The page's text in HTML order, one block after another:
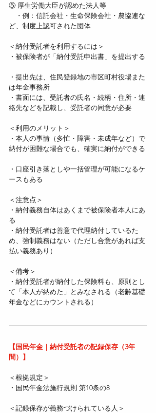
⑤ 厚生労働大臣が認めた法人等
・例：信託会社・生命保険会社・農協連な
ど、制度上認可された団体
＜納付受託者を利用するには＞
・被保険者が「納付受託申出書」を提出する
・提出先は、住民登録地の市区町村役場また
は年金事務所
・書面には、受託者の氏名・続柄・住所・連
絡先などを記載し、受託者の同意が必要
＜利用のメリット＞
・本人の事情（多忙・障害・未成年など）で
納付が困難な場合でも、確実に納付ができる
・口座引き落としや一括管理が可能になるケ
ースもある
＜注意点＞
・納付義務自体はあくまで被保険者本人にあ
る
・納付受託者は善意で代理納付しているた
め、強制義務はない（ただし合意があれば支
払い義務あり）
＜備考＞
・納付受託者が納付した保険料も、原則とし
て「本人が納めた」とみなされる（老齢基礎
年金などにカウントされる）
【国民年金｜納付受託者の記録保存（3年
間）】
＜根拠規定＞
・国民年金法施行規則 第10条の8
＜記録保存が義務づけられている人＞